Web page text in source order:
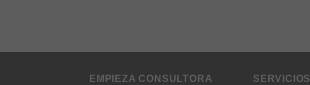
EMPIEZA CONSULTORA
SERVICIOS